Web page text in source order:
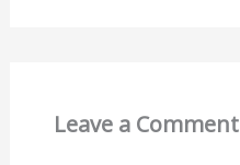
Leave a Comment